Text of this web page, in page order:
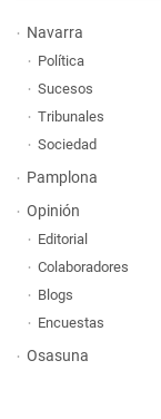
Navarra
Política
Sucesos
Tribunales
Sociedad
Pamplona
Opinión
Editorial
Colaboradores
Blogs
Encuestas
Osasuna